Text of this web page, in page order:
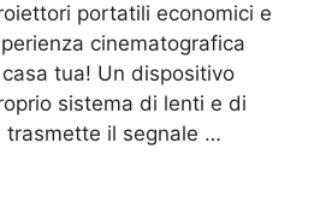
portatili economici e
cinematografica
tua! Un dispositivo
sistema di lenti e di
trasmette il segnale …